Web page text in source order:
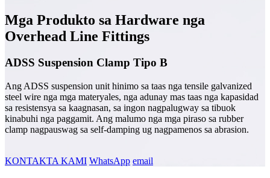
Mga Produkto sa Hardware nga
Overhead Line Fittings
ADSS Suspension Clamp Tipo B
Ang ADSS suspension unit hinimo sa taas nga tensile galvanized
steel wire nga mga materyales, nga adunay mas taas nga kapasidad
sa resistensya sa kaagnasan, sa ingon nagpalugway sa tibuok
kinabuhi nga paggamit. Ang malumo nga mga piraso sa rubber
clamp nagpauswag sa self-damping ug nagpamenos sa abrasion.
KONTAKTA KAMI WhatsApp email